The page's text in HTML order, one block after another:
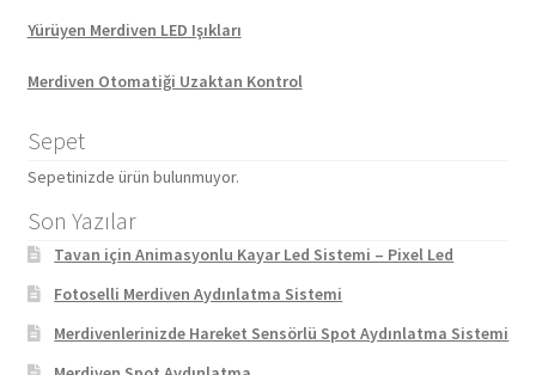
Yürüyen Merdiven LED Işıkları
Merdiven Otomatiği Uzaktan Kontrol
Sepet
Sepetinizde ürün bulunmuyor.
Son Yazılar
Tavan için Animasyonlu Kayar Led Sistemi – Pixel Led
Fotoselli Merdiven Aydınlatma Sistemi
Merdivenlerinizde Hareket Sensörlü Spot Aydınlatma Sistemi